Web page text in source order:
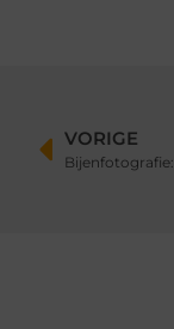
VORIGE